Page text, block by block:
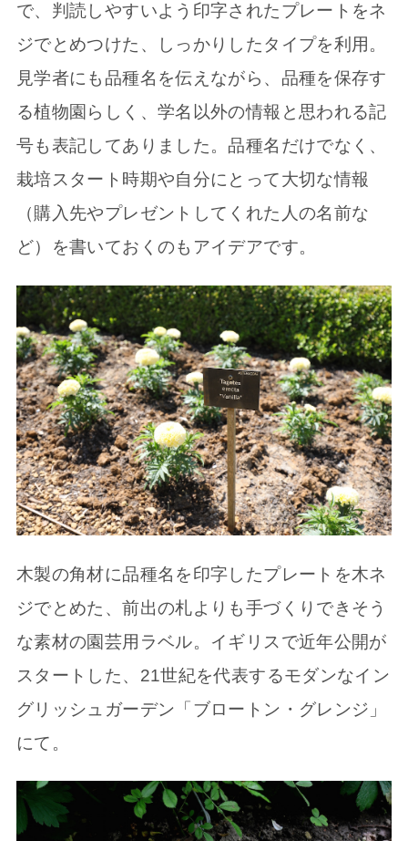
で、判読しやすいよう印字されたプレートをネ
ジでとめつけた、しっかりしたタイプを利用。
見学者にも品種名を伝えながら、品種を保存す
る植物園らしく、学名以外の情報と思われる記
号も表記してありました。品種名だけでなく、
栽培スタート時期や自分にとって大切な情報
（購入先やプレゼントしてくれた人の名前な
ど）を書いておくのもアイデアです。
木製の角材に品種名を印字したプレートを木ネ
ジでとめた、前出の札よりも手づくりできそう
な素材の園芸用ラベル。イギリスで近年公開が
スタートした、21世紀を代表するモダンなイン
グリッシュガーデン「ブロートン・グレンジ」
にて。